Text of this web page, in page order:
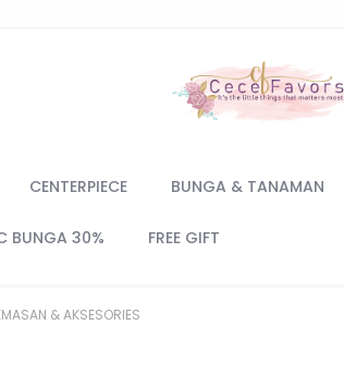
CENTERPIECE BUNGA & TANAMAN
BUNGA 30% FREE GIFT
& AKSESORIES